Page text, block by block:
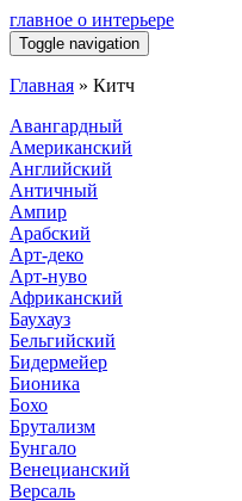
главное о интерьере
Toggle navigation
Главная » Китч
Авангардный
Американский
Английский
Античный
Ампир
Арабский
Арт-деко
Арт-нуво
Африканский
Баухауз
Бельгийский
Бидермейер
Бионика
Бохо
Брутализм
Бунгало
Венецианский
Версаль